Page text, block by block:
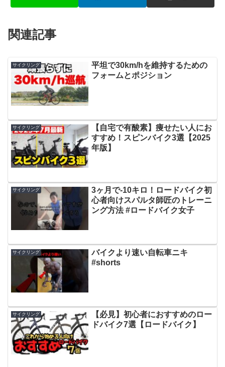
関連記事
サイクリング
平坦で30km/hを維持するための
フォームとポジション
サイクリング
【自宅で有酸素】痩せたい人にお
すすめ！スピンバイク3選【2025
年版】
サイクリング
3ヶ月で-10キロ！ロードバイク初
心者向けスパルタ師匠のトレーニ
ング方法 #ロードバイク女子
サイクリング
バイクより速い自転車ニキ
#shorts
サイクリング
【必見】初心者におすすめのロー
ドバイク7選【ロードバイク】